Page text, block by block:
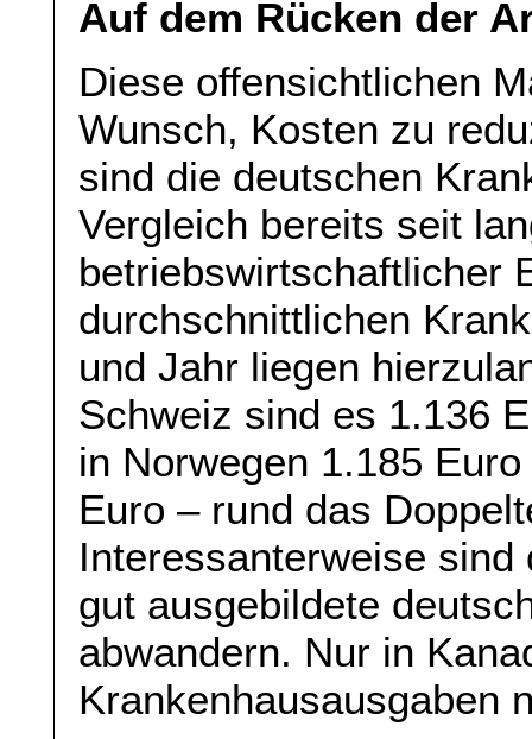
Auf dem Rücken der
Diese offensichtlichen
Wunsch, Kosten zu
sind die deutschen
Vergleich bereits seit
betriebswirtschaftlicher
durchschnittlichen
und Jahr liegen
Schweiz sind es 1.136
in Norwegen 1.185
Euro – rund das
Interessanterweise
gut ausgebildete
abwandern. Nur in
Krankenhausausgaben